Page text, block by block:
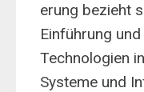
erung bezieht
Einführung
Technologien
Systeme und